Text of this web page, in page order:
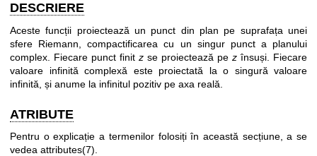
DESCRIERE
Aceste funcții proiectează un punct din plan pe suprafața unei
sfere Riemann, compactificarea cu un singur punct a planului
complex. Fiecare punct finit z se proiectează pe z însuși. Fiecare
valoare infinită complexă este proiectată la o singură valoare
infinită, și anume la infinitul pozitiv pe axa reală.
ATRIBUTE
Pentru o explicație a termenilor folosiți în această secțiune, a se
vedea attributes(7)